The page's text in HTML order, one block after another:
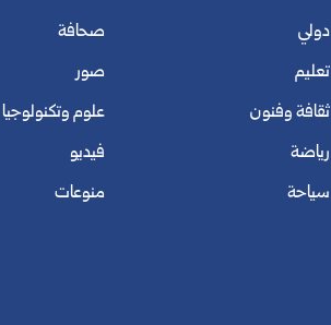
دولي
تعليم
ثقافة وفنون
رياضة
سياحة
صحافة
صور
علوم وتكنولوجيا
فيديو
منوعات